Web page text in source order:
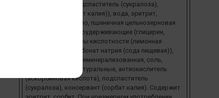
кислота), соль, подсластитель (сукралоза),
консервант (сорбат калия)), вода, эритрит,
растительное масло, пшеничная цельнозерновая
мука*, агенты влагоудерживающие (глицерин,
сорбит), регуляторы кислотности (лимонная
кислота, гидрокарбонат натрия (сода пищевая)),
сыворотка сухая деминерализованная, соль,
ароматизаторы натуральные, антиокислитель
(аскорбиновая кислота), подсластитель
(сукралоза), консервант (сорбат калия). Содержит